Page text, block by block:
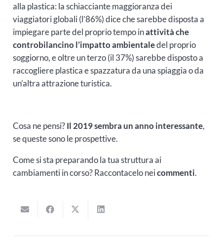
alla plastica: la schiacciante maggioranza dei
viaggiatori globali (l’86%) dice che sarebbe disposta a
impiegare parte del proprio tempo inattività che
controbilancino l’impatto ambientaledel proprio
soggiorno, e oltre un terzo (il 37%) sarebbe disposto a
raccogliere plastica e spazzatura da una spiaggia o da
un’altra attrazione turistica.
Cosa ne pensi?Il 2019 sembra un anno interessante,
se queste sono le prospettive.
Come si sta preparando la tua struttura ai
cambiamenti in corso? Raccontacelo neicommenti.